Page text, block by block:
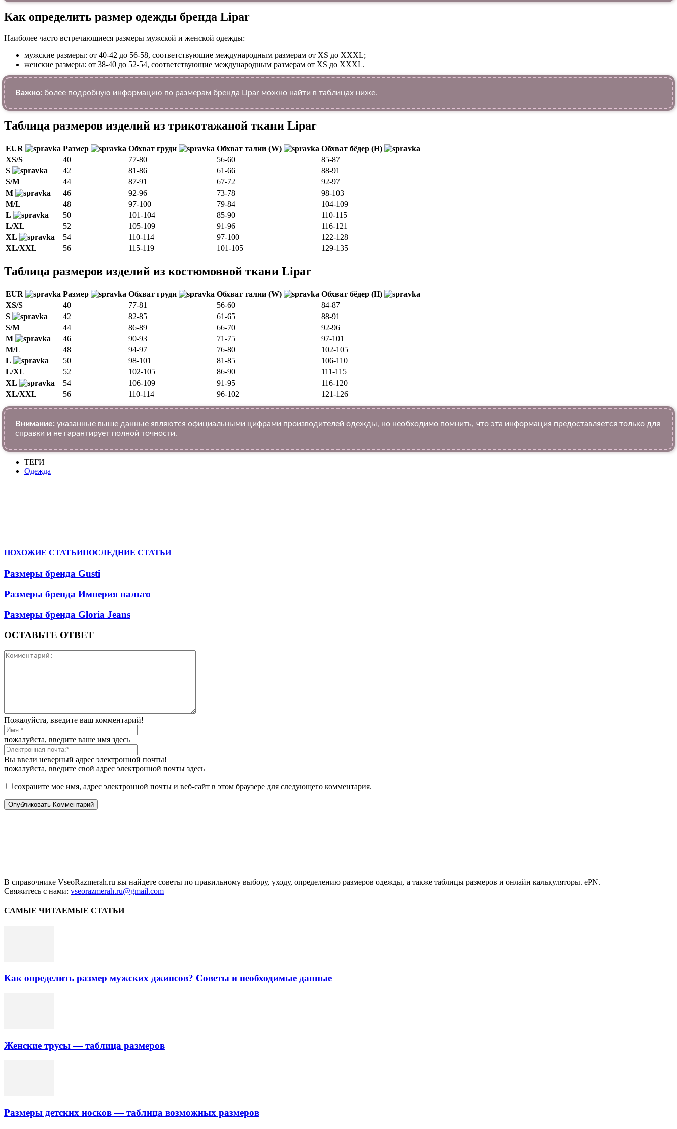
Как определить размер одежды брендa Lipar
Наиболее часто встречающиеся размеры мужской и женской одежды:
мужские размеры: от 40-42 до 56-58, соответствующие международным размерам от XS до XXXL;
женские размеры: от 38-40 до 52-54, соответствующие международным размерам от XS до XXXL.
Важно: более подробную информацию по размерам бренда Lipar можно найти в таблицах ниже.
Таблица размеров изделий из трикотажаной ткани Lipar
EUR Размер Обхват груди Обхват талии (W)
Обхват бёдер (H)
XS/S
40 77-80 56-60
85-87
S
42 81-86 61-66
88-91
S/M
44 87-91 67-72
92-97
M
46 92-96 73-78
98-103
M/L
48 97-100 79-84
104-109
L
50 101-104 85-90
110-115
L/XL
52 105-109 91-96
116-121
XL
54 110-114 97-100
122-128
XL/XXL
56 115-119 101-105 129-135
Таблица размеров изделий из костюмовной ткани Lipar
EUR Размер Обхват груди Обхват талии (W)
Обхват бёдер (H)
XS/S
40 77-81 56-60
84-87
S
42 82-85 61-65
88-91
S/M
44 86-89 66-70
92-96
M
46 90-93 71-75
97-101
M/L
48 94-97 76-80
102-105
L
50 98-101 81-85
106-110
L/XL
52 102-105 86-90
111-115
XL
54 106-109 91-95
116-120
XL/XXL
56 110-114 96-102 121-126
Внимание: указанные выше данные являются официальными цифрами производителей одежды, но необходимо помнить, что эта информация предоставляется только для
справки и не гарантирует полной точности.
ТЕГИ
Одежда
ПОХОЖИЕ СТАТЬИПОСЛЕДНИЕ СТАТЬИ
Размеры бренда Gusti
Размеры бренда Империя пальто
Размеры бренда Gloria Jeans
ОСТАВЬТЕ ОТВЕТ
Пожалуйста, введите ваш комментарий!
пожалуйста, введите ваше имя здесь
Вы ввели неверный адрес электронной почты!
пожалуйста, введите свой адрес электронной почты здесь
сохраните мое имя, адрес электронной почты и веб-сайт в этом браузере для следующего комментария.
В справочнике VseoRazmerah.ru вы найдете советы по правильному выбору, уходу, определению размеров одежды, а также таблицы размеров и онлайн калькуляторы. ePN.
Свяжитесь с нами: vseorazmerah.ru@gmail.com
САМЫЕ ЧИТАЕМЫЕ СТАТЬИ
Как определить размер мужских джинсов? Советы и необходимые данные
Женские трусы — таблица размеров
Размеры детских носков — таблица возможных размеров